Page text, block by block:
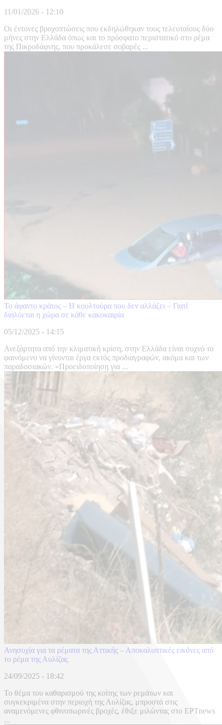
11/01/2026 - 12:10
Οι έντονες βροχοπτώσεις που εκδηλώθηκαν τους τελευταίους δύο
μήνες στην Ελλάδα όπως και το πρόσφατο περιστατικό στο ρέμα
της Πικροδάφνης, που προκάλεσε σοβαρές ...
Το άφαντο κράτος – Η κουλτούρα που δεν αλλάζει – Γιατί
διαλύεται η χώρα σε κάθε κακοκαιρία
05/12/2025 - 14:15
Ανεξάρτητα από την κλιματική κρίση, στην Ελλάδα είναι συχνό το
φαινόμενο να γίνονται έργα εκτός προδιαγραφών, ακόμα και των
παραδοσιακών. «Προειδοποίηση για ...
Ανησυχία για τα ρέματα της Αττικής – Αποκαλυπτικές εικόνες από
το ρέμα της Αυλίζας
24/09/2025 - 18:42
Το θέμα του καθαρισμού της κοίτης των ρεμάτων και
συγκεκριμένα στην περιοχή της Αυλίζας, μπροστά στις
αναμενόμενες φθινοπωρινές βροχές, έθιξε μιλώντας στο ΕΡΤnews
...